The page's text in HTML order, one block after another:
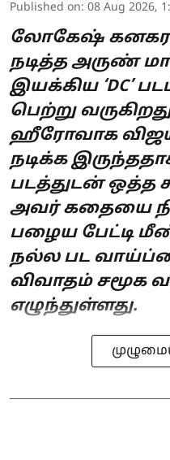
Published on: 08 Aug 2026,
லோகேஷ்
நடித்த அருண்
இயக்கிய ‘DC’
பெற்று
ஹீரோவாக
நடிக்க
படத்துடன் ஒத்த
அவர் கதையை
பழைய பேட்டி
நல்ல பட
விவாதம்
எழுந்துள்ளது.